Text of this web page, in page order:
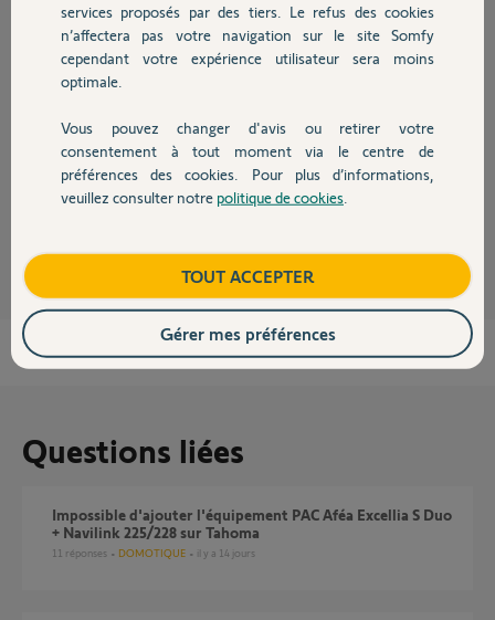
Autres produits
Devis avec un pro
Contact
Réponses
Il va falloir qu'il nous contacte afin de pouvoir désactiver la box et que
vous puissiez l'utiliser.
Bonne journée,
Questions liées
Impossible d'ajouter l'équipement PAC Aféa Excellia S Duo
+ Navilink 225/228 sur Tahoma
11 réponses DOMOTIQUE il y a 14 jours
services proposés par des tiers. Le refus des cookies
n’affectera pas votre navigation sur le site Somfy
cependant votre expérience utilisateur sera moins
optimale.
Vous pouvez changer d'avis ou retirer votre
consentement à tout moment via le centre de
préférences des cookies. Pour plus d’informations,
veuillez consulter notre politique de cookies
TOUT ACCEPTER
Gérer mes préférences